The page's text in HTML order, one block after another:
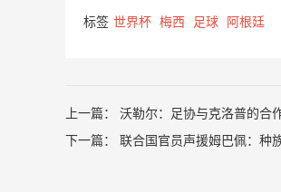
标签 世界杯 梅西 足球 阿根廷
上一篇： 沃勒尔：足协与克洛普的合
下一篇： 联合国官员声援姆巴佩：种